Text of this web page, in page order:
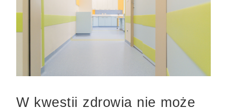
W kwestii zdrowia nie może